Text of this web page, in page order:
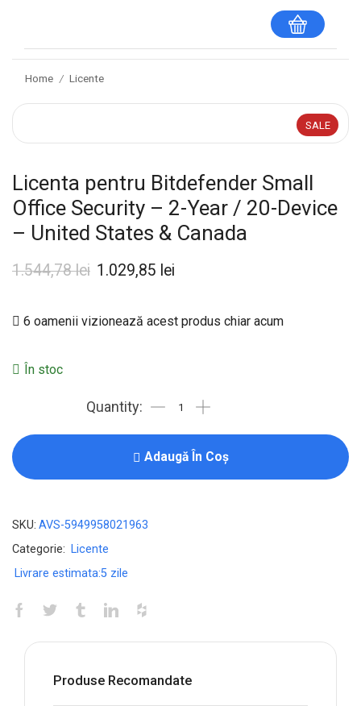
Home / Licente
SALE
Licenta pentru Bitdefender Small
Office Security – 2-Year / 20-Device
– United States & Canada
1.544,78lei 1.029,85 lei
6 oamenii vizionează acest produs chiar acum
În stoc
Licenta
Bitdefender
Adaugă În Coș
SKU: AVS-5949958021963
Categorie: Licente
Livrare estimata:5 zile
Produse Recomandate